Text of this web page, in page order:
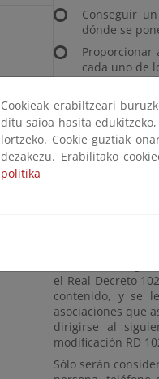
Conseguir
dónde se
cada uno de
Evitar en
ocasiones
proteger la
Y por otro lado,
Fomentar
Reducir el
En cumplimiento
octubre, de
el Real Decreto
contenido, y se
asociaciones que
dirigirse al
modificación RD
Sólo serán
Cookieak erabiltzeari
ditu saioa hasita
lortzeko. Cookie guztiak
dezakezu. Erabilitako
politika